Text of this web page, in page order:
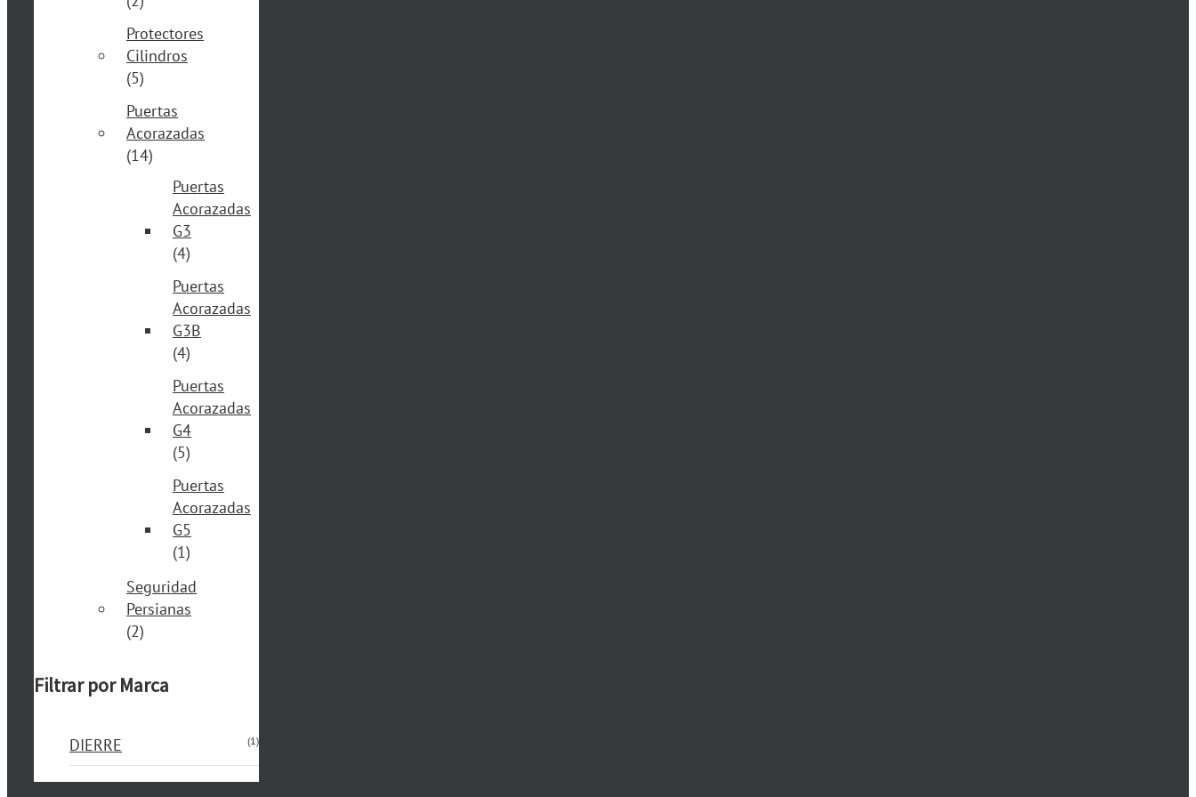
Protectores
Cilindros
(5)
Puertas
Acorazadas
(14)
Puertas
Acorazadas
G3
(4)
Puertas
Acorazadas
G3B
(4)
Puertas
Acorazadas
G4
(5)
Puertas
Acorazadas
G5
(1)
Seguridad
Persianas
(2)
Filtrar por Marca
DIERRE (1)